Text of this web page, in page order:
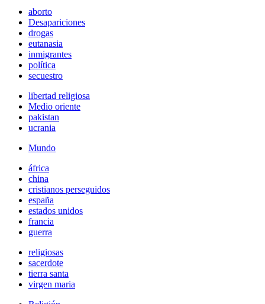
aborto
Desapariciones
drogas
eutanasia
inmigrantes
política
secuestro
libertad religiosa
Medio oriente
pakistan
ucrania
Mundo
áfrica
china
cristianos perseguidos
españa
estados unidos
francia
guerra
religiosas
sacerdote
tierra santa
virgen maria